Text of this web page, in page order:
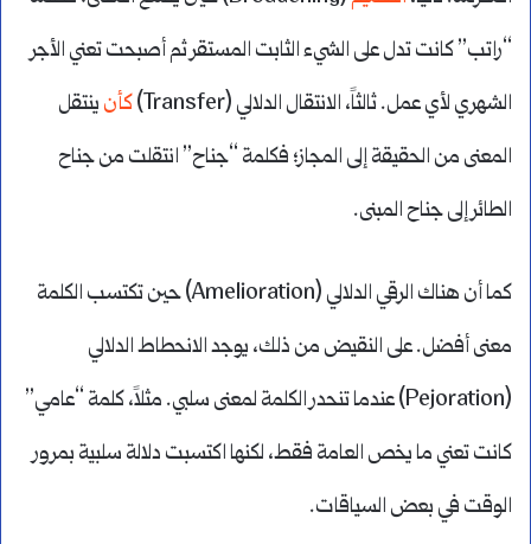
“راتب” كانت تدل على الشيء الثابت المستقر ثم أصبحت تعني الأجر
الشهري لأي عمل. ثالثاً، الانتقال الدلالي (Transfer)
كأن ينتقل
المعنى من الحقيقة إلى المجاز؛ فكلمة “جناح” انتقلت من جناح
الطائر إلى جناح المبنى.
كما أن هناك الرقي الدلالي (Amelioration) حين تكتسب الكلمة
معنى أفضل. على النقيض من ذلك، يوجد الانحطاط الدلالي
(Pejoration) عندما تنحدر الكلمة لمعنى سلبي. مثلاً، كلمة “عامي”
كانت تعني ما يخص العامة فقط، لكنها اكتسبت دلالة سلبية بمرور
الوقت في بعض السياقات.